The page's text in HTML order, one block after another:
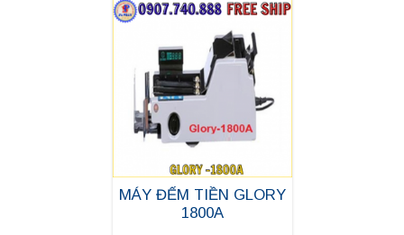
MÁY ĐẾM TIỀN GLORY
1800A